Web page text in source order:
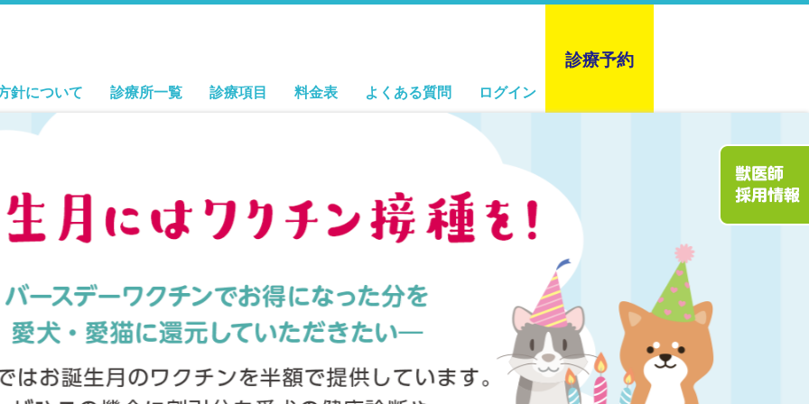
診療予約
針について 診療所一覧 診療項目 料金表 よくある質問 ログイン